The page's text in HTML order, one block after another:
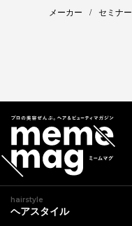
メーカー
セミナー
hairstyle
ヘアスタイル